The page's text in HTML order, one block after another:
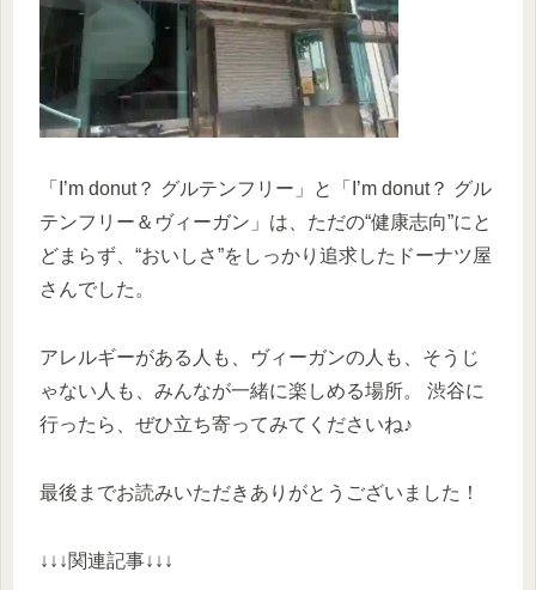
「I’m donut？ グルテンフリー」と「I’m donut？ グル
テンフリー＆ヴィーガン」は、ただの“健康志向”にと
どまらず、“おいしさ”をしっかり追求したドーナツ屋
さんでした。
アレルギーがある人も、ヴィーガンの人も、そうじ
ゃない人も、みんなが一緒に楽しめる場所。 渋谷に
行ったら、ぜひ立ち寄ってみてくださいね♪
最後までお読みいただきありがとうございました！
↓↓↓関連記事↓↓↓